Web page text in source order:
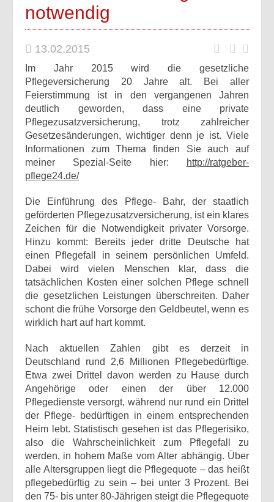
notwendig
13.02.2015
Im Jahr 2015 wird die gesetzliche
Pflegeversicherung 20 Jahre alt. Bei aller
Feierstimmung ist in den vergangenen Jahren
deutlich geworden, dass eine private
Pflegezusatzversicherung, trotz zahlreicher
Gesetzesänderungen, wichtiger denn je ist. Viele
Informationen zum Thema finden Sie auch auf
meiner Spezial-Seite hier:
http://ratgeber-
pflege24.de/
Die Einführung des Pflege- Bahr, der staatlich
geförderten Pflegezusatzversicherung, ist ein klares
Zeichen für die Notwendigkeit privater Vorsorge.
Hinzu kommt: Bereits jeder dritte Deutsche hat
einen Pflegefall in seinem persönlichen Umfeld.
Dabei wird vielen Menschen klar, dass die
tatsächlichen Kosten einer solchen Pflege schnell
die gesetzlichen Leistungen überschreiten. Daher
schont die frühe Vorsorge den Geldbeutel, wenn es
wirklich hart auf hart kommt.
Nach aktuellen Zahlen gibt es derzeit in
Deutschland rund 2,6 Millionen Pflegebedürftige.
Etwa zwei Drittel davon werden zu Hause durch
Angehörige oder einen der über 12.000
Pflegedienste versorgt, während nur rund ein Drittel
der Pflege- bedürftigen in einem entsprechenden
Heim lebt. Statistisch gesehen ist das Pflegerisiko,
also die Wahrscheinlichkeit zum Pflegefall zu
werden, in hohem Maße vom Alter abhängig. Über
alle Altersgruppen liegt die Pflegequote – das heißt
pflegebedürftig zu sein – bei unter 3 Prozent. Bei
den 75- bis unter 80-Jährigen steigt die Pflegequote